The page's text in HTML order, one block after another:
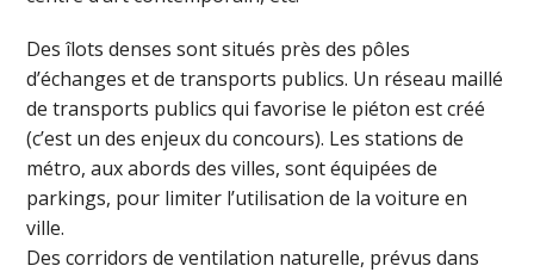
Des îlots denses sont situés près des pôles
d’échanges et de transports publics. Un réseau maillé
de transports publics qui favorise le piéton est créé
(c’est un des enjeux du concours). Les stations de
métro, aux abords des villes, sont équipées de
parkings, pour limiter l’utilisation de la voiture en
ville.
Des corridors de ventilation naturelle, prévus dans